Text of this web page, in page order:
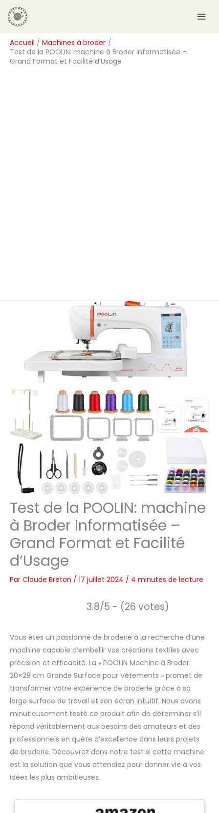
Aller
au
contenu
Accueil
Machines à broder
Test de la POOLIN: machine à Broder Informatisée –
Grand Format et Facilité d’Usage
Test de la POOLIN: machine
à Broder Informatisée –
Grand Format et Facilité
d’Usage
Par Claude Breton / 17 juillet 2024 / 4 minutes de lecture
3.8/5 - (26 votes)
Vous êtes un passionné de broderie à la recherche d’une
machine capable d’embellir vos créations textiles avec
précision et efficacité. La « POOLIN Machine à Broder
20×28 cm Grande Surface pour Vêtements » promet de
transformer votre expérience de broderie grâce à sa
large surface de travail et son écran intuitif. Nous avons
minutieusement testé ce produit afin de déterminer s’il
répond véritablement aux besoins des amateurs et des
professionnels en quête d’excellence dans leurs projets
de broderie. Découvrez dans notre test si cette machine
est la solution que vous attendiez pour donner vie à vos
idées les plus ambitieuses.
R
e
c
h
e